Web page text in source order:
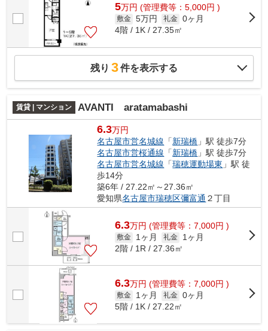
5万円 (管理費等：5,000円 )
敷金 5万円 礼金 0ヶ月
4階 / 1K / 27.35㎡
残り 3件を表示する
賃貸 | マンション AVANTI aratamabashi
6.3万円
名古屋市営名城線 「新瑞橋 」駅 徒歩7分
名古屋市営桜通線 「新瑞橋 」駅 徒歩7分
名古屋市営名城線 「瑞穂運動場東 」駅 徒
歩14分
築6年 / 27.22㎡～27.36㎡
愛知県名古屋市瑞穂区彌富通 ２丁目
6.3万円 (管理費等：7,000円 )
敷金 1ヶ月 礼金
1ヶ月
2階 / 1R / 27.36㎡
6.3万円 (管理費等：7,000円 )
敷金 1ヶ月 礼金 0ヶ月
5階 / 1K / 27.22㎡